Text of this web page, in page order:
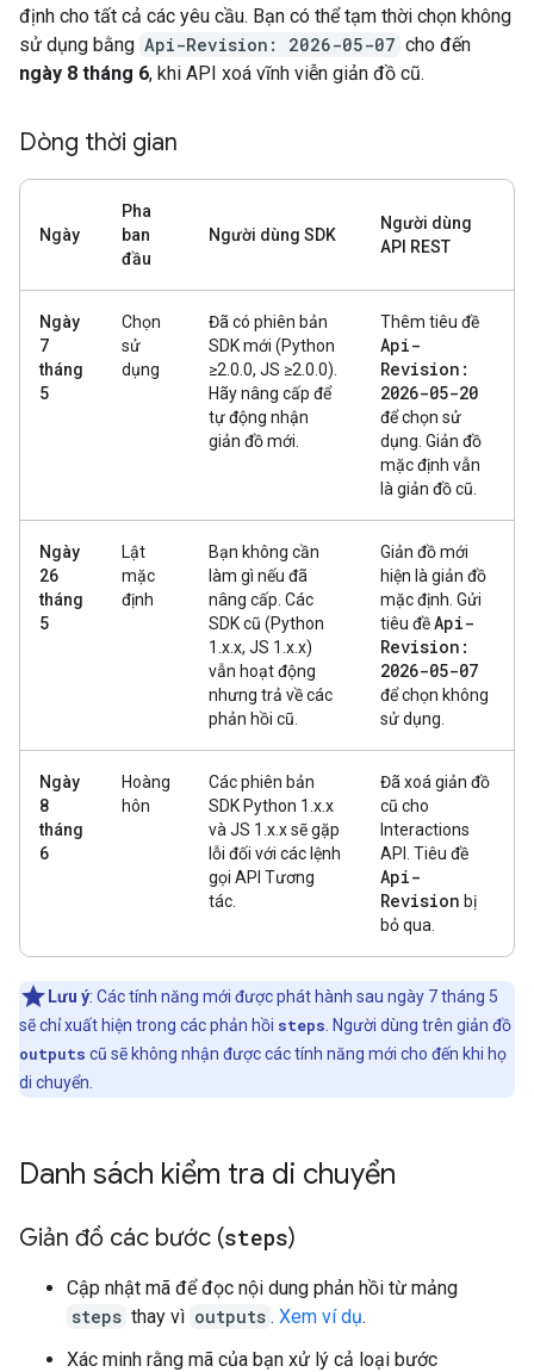
định cho tất cả các yêu cầu. Bạn có thể tạm thời chọn không
sử dụng bằng Api-Revision: 2026-05-07 cho đến
ngày 8 tháng 6, khi API xoá vĩnh viễn giản đồ cũ.
Dòng thời gian
Ngày
Pha
ban
đầu
Người dùng SDK
Người dùng
API REST
Ngày
7
tháng
5
Chọn
sử
dụng
Đã có phiên bản
SDK mới (Python
≥2.0.0, JS ≥2.0.0).
Hãy nâng cấp để
tự động nhận
giản đồ mới.
Thêm tiêu đề
Api-
Revision:
2026-05-20
để chọn sử
dụng. Giản đồ
mặc định vẫn
là giản đồ cũ.
Ngày
26
tháng
5
Lật
mặc
định
Bạn không cần
làm gì nếu đã
nâng cấp. Các
SDK cũ (Python
1.x.x, JS 1.x.x)
vẫn hoạt động
nhưng trả về các
phản hồi cũ.
Giản đồ mới
hiện là giản đồ
mặc định. Gửi
tiêu đềApi-
Revision:
2026-05-07
để chọn không
sử dụng.
Ngày
8
tháng
6
Hoàng
hôn
Các phiên bản
SDK Python 1.x.x
và JS 1.x.x sẽ gặp
lỗi đối với các lệnh
gọi API Tương
tác.
Đã xoá giản đồ
cũ cho
Interactions
API. Tiêu đề
Api-
Revision bị
bỏ qua.
Lưu ý: Các tính năng mới được phát hành sau ngày 7 tháng 5
sẽ chỉ xuất hiện trong các phản hồi steps . Người dùng trên giản đồ
outputs cũ sẽ không nhận được các tính năng mới cho đến khi họ
di chuyển.
Danh sách kiểm tra di chuyển
Giản đồ các bước (steps)
Cập nhật mã để đọc nội dung phản hồi từ mảng
steps thay vì outputs . Xem ví dụ.
Xác minh rằng mã của bạn xử lý cả loại bước